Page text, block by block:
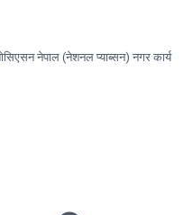
नेपाल (नेशनल प्याब्सन) नगर कार्य